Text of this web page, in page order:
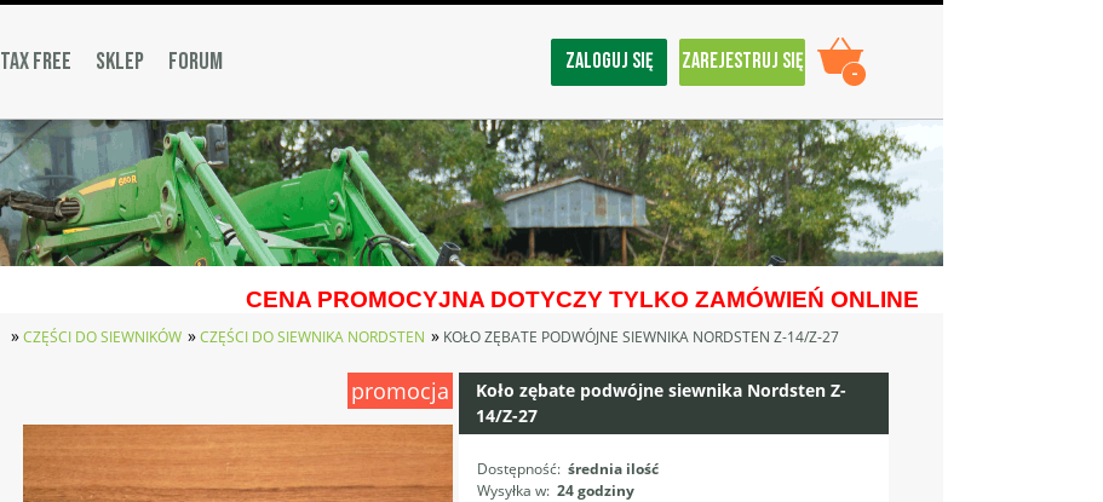
TAX FREE SKLEP FORUM ZALOGUJ SIĘ ZAREJESTRUJ SIĘ
-
CENA PROMOCYJNA DOTYCZY TYLKO ZAMÓWIEŃ ONLINE
»CZĘŚCI DO SIEWNIKÓW »CZĘŚCI DO SIEWNIKA NORDSTEN » KOŁO ZĘBATE PODWÓJNE SIEWNIKA NORDSTEN Z-14/Z-27
promocja
Koło zębate podwójne siewnika Nordsten Z-
14/Z-27
Dostępność: średnia ilość
Wysyłka w: 24 godziny